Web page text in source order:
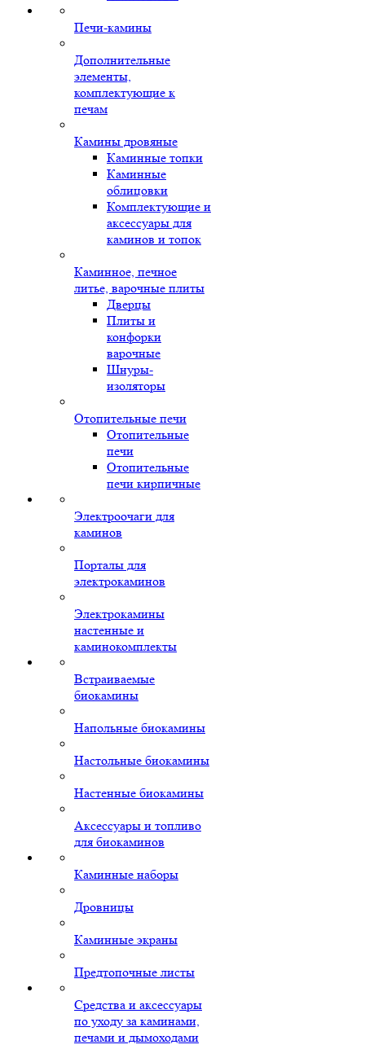
Печи-камины
Дополнительные
элементы,
комплектующие к
печам
Камины дровяные
Каминные топки
Каминные
облицовки
Комплектующие и
аксессуары для
каминов и топок
Каминное, печное
литье, варочные плиты
Дверцы
Плиты и
конфорки
варочные
Шнуры-
изоляторы
Отопительные печи
Отопительные
печи
Отопительные
печи кирпичные
Электроочаги для
каминов
Порталы для
электрокаминов
Электрокамины
настенные и
каминокомплекты
Встраиваемые
биокамины
Напольные биокамины
Настольные биокамины
Настенные биокамины
Аксессуары и топливо
для биокаминов
Каминные наборы
Дровницы
Каминные экраны
Предтопочные листы
Средства и аксессуары
по уходу за каминами,
печами и дымоходами